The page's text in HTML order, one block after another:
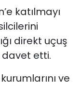
katılmayı
direkt uçuş
davet etti.
ve